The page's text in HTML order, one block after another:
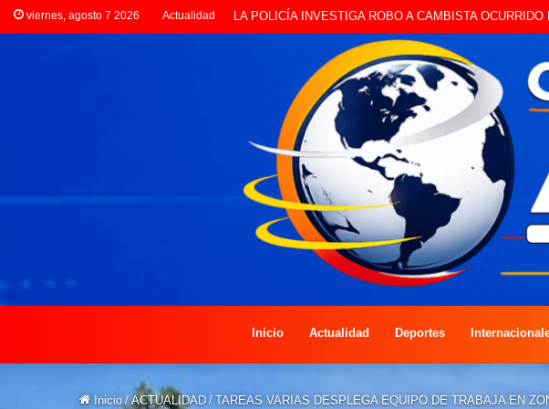
viernes, agosto 7 2026 Actualidad PREOCUPACIÓN POR MOTOS QUE CIRCULAN SIN
Inicio Actualidad Deportes
Inicio / ACTUALIDAD / TAREAS VARIAS DESPLEGA EQUIPO DE TRABAJA EN